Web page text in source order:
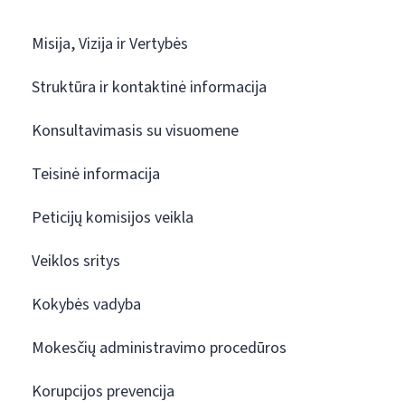
Misija, Vizija ir Vertybės
Struktūra ir kontaktinė informacija
Konsultavimasis su visuomene
Teisinė informacija
Peticijų komisijos veikla
Veiklos sritys
Kokybės vadyba
Mokesčių administravimo procedūros
Korupcijos prevencija